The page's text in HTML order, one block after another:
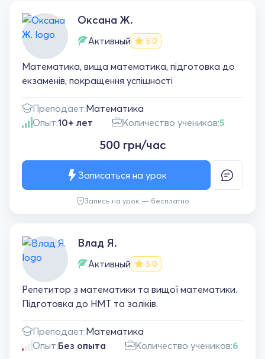
Оксана Ж.
Активный 5.0
Математика, вища математика, підготовка до
екзаменів, покращення успішності
Преподает:Математика
Опыт:10+ лет Количество учеников:5
500 грн/час
Запись на урок — бесплатно
Записаться на урок
Влад Я.
Активный 5.0
Репетитор з математики та вищої математики.
Підготовка до НМТ та заліків.
Преподает:Математика
Опыт:Без опыта Количество учеников:6